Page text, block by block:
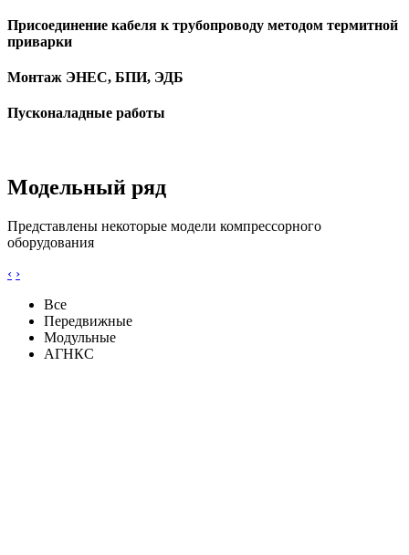
Присоединение кабеля к трубопроводу методом термитной
приварки
Монтаж ЭНЕС, БПИ, ЭДБ
Пусконаладные работы
Модельный ряд
Представлены некоторые модели компрессорного
оборудования
‹ ›
Все
Передвижные
Модульные
АГНКС